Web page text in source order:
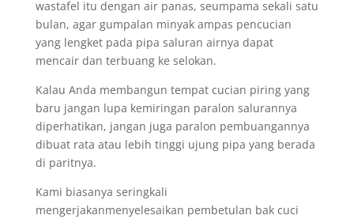
wastafel itu dengan air panas, seumpama sekali satu
bulan, agar gumpalan minyak ampas pencucian
yang lengket pada pipa saluran airnya dapat
mencair dan terbuang ke selokan.
Kalau Anda membangun tempat cucian piring yang
baru jangan lupa kemiringan paralon salurannya
diperhatikan, jangan juga paralon pembuangannya
dibuat rata atau lebih tinggi ujung pipa yang berada
di paritnya.
Kami biasanya seringkali
mengerjakanmenyelesaikan pembetulan bak cuci